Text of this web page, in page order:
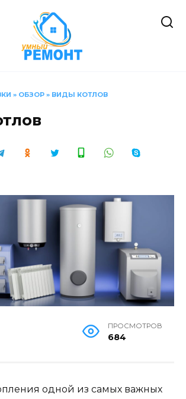
» ОБЗОР » ВИДЫ КОТЛОВ
ПРОСМОТРОВ
684
одной из самых важных